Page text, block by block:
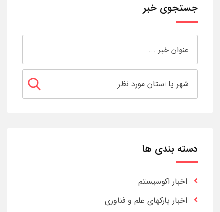
جستجوی خبر
دسته بندی ها
اخبار اکوسیستم
اخبار پارکهای علم و فناوری